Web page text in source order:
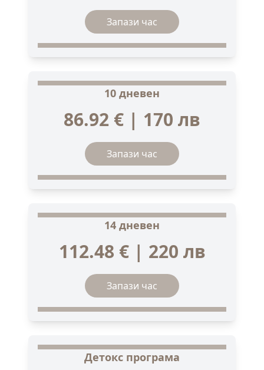
Запази час
10 дневен
86.92 € | 170 лв
Запази час
14 дневен
112.48 € | 220 лв
Запази час
Детокс програма